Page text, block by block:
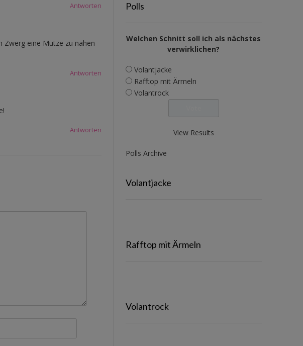
Antworten
Zwerg eine Mütze zu nähen
Antworten
Antworten
Polls
Welchen Schnitt soll ich als nächstes
verwirklichen?
Volantjacke
Rafftop mit Ärmeln
Volantrock
View Results
Polls Archive
Volantjacke
Rafftop mit Ärmeln
Volantrock